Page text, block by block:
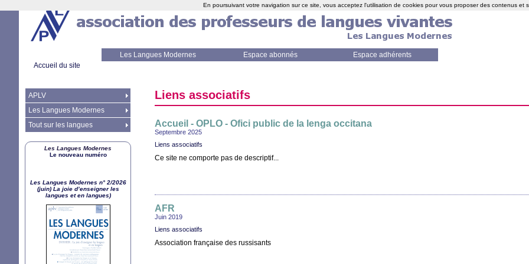
Les Langues Modernes Espace abonnés
Espace adhérents
Accueil du site
Liens associatifs
Accueil - OPLO - Ofici public de la lenga occitana
Septembre 2025
Liens associatifs
Ce site ne comporte pas de descriptif...
AFR
Juin 2019
Liens associatifs
Association française des russisants
APLV
Les Langues Modernes
Tout sur les langues
Les Langues Modernes
Le nouveau numéro
Les Langues Modernes n° 2/2026
(juin) La joie d’enseigner les
langues et en langues)
En poursuivant votre navigation sur ce site, vous acceptez l'utilisation de cookies pour vous proposer des contenus et